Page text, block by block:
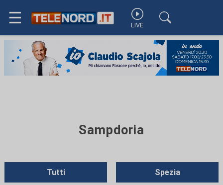
☰ LIVE
Sampdoria
Tutti Spezia